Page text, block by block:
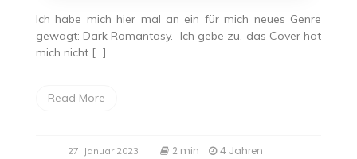
Ich habe mich hier mal an ein für mich neues Genre
gewagt: Dark Romantasy. Ich gebe zu, das Cover hat
mich nicht […]
Read More
27. Januar 2023 2 min
4 Jahren